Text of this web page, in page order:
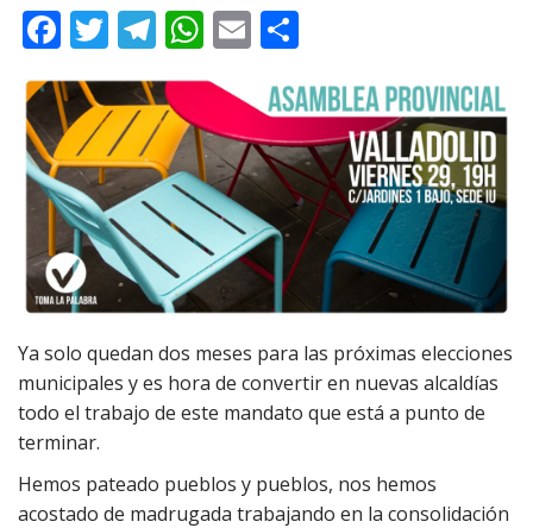
F
ac
e
b
o
o
k
T
w
itt
er
T
el
e
gr
a
m
W
h
at
s
A
p
p
E
ai
l
m
p
ar
ti
r
Ya solo quedan dos meses para las próximas elecciones
municipales y es hora de convertir en nuevas alcaldías
todo el trabajo de este mandato que está a punto de
terminar.
Hemos pateado pueblos y pueblos, nos hemos
acostado de madrugada trabajando en la consolidación